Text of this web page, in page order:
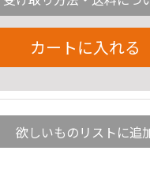
カートに入れる
欲しいものリストに追